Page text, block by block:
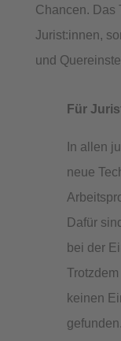
Chancen. Das
Jurist:innen,
und
Für
In allen
neue
Dafür
bei der
keinen